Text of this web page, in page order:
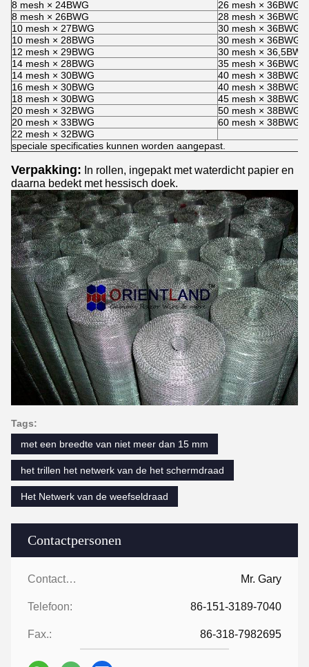
Contactpersonen
Contactpersonen: Mr. Gary
Telefoon: 86-151-3189-7040
Fax.: 86-318-7982695
8 mesh × 24BWG
26 mesh × 36BWG
8 mesh × 26BWG
28 mesh × 36BWG
10 mesh × 27BWG
30 mesh × 36BWG
10 mesh × 28BWG
30 mesh × 36BWG
12 mesh × 29BWG
30 mesh ×
14 mesh × 28BWG
35 mesh × 36BWG
14 mesh × 30BWG
40 mesh × 38BWG
16 mesh × 30BWG
40 mesh × 38BWG
18 mesh × 30BWG
45 mesh × 38BWG
20 mesh × 32BWG
50 mesh × 38BWG
20 mesh × 33BWG
60 mesh × 38BWG
22 mesh × 32BWG
speciale specificaties kunnen worden aangepast.
Verpakking: In rollen, ingepakt met waterdicht papier en
daarna bedekt met hessisch doek.
Tags:
met een breedte van niet meer dan 15 mm
het trillen het netwerk van de het schermdraad
Het Netwerk van de weefseldraad